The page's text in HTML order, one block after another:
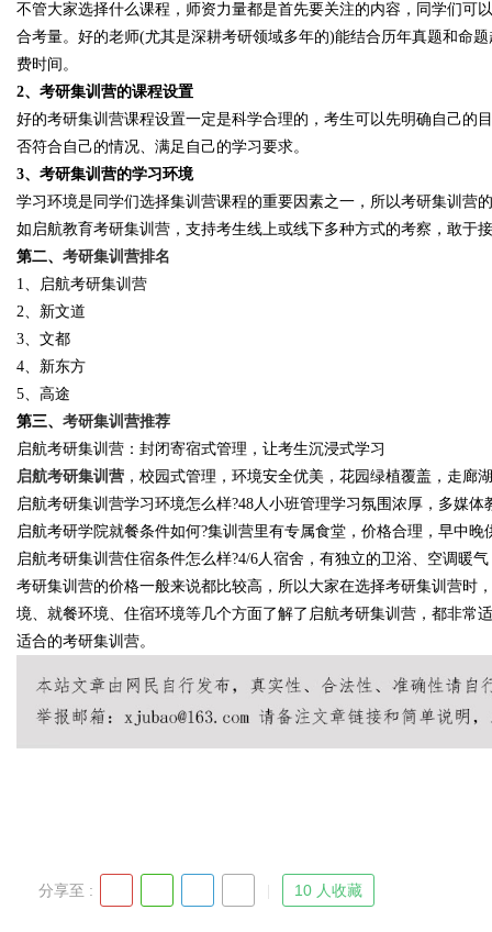
ar
d
不管大家选择什么课程，师资力量都是首先要关注的内容，同学们可
合考量。好的老师(尤其是深耕考研领域多年的)能结合历年真题和命
费时间。
2、考研集训营的课程设置
好的考研集训营课程设置一定是科学合理的，考生可以先明确自己的
否符合自己的情况、满足自己的学习要求。
3、考研集训营的学习环境
学习环境是同学们选择集训营课程的重要因素之一，所以考研集训营
如启航教育考研集训营，支持考生线上或线下多种方式的考察，敢于
第二、 考研集训营排名
1、启航考研集训营
2、新文道
3、文都
4、新东方
5、高途
第三、 考研集训营推荐
启航考研集训营：封闭寄宿式管理，让考生沉浸式学习
启航考研集训营 ，校园式管理，环境安全优美，花园绿植覆盖，走
启航考研集训营学习环境怎么样?48人小班管理学习氛围浓厚，多媒
启航考研学院就餐条件如何?集训营里有专属食堂，价格合理，早中
启航考研集训营住宿条件怎么样?4/6人宿舍，有独立的卫浴、空调暖
考研集训营的价格一般来说都比较高，所以大家在选择考研集训营时
境、就餐环境、住宿环境等几个方面了解了启航考研集训营，都非常
适合的考研集训营。
分享至 : 10 人收藏